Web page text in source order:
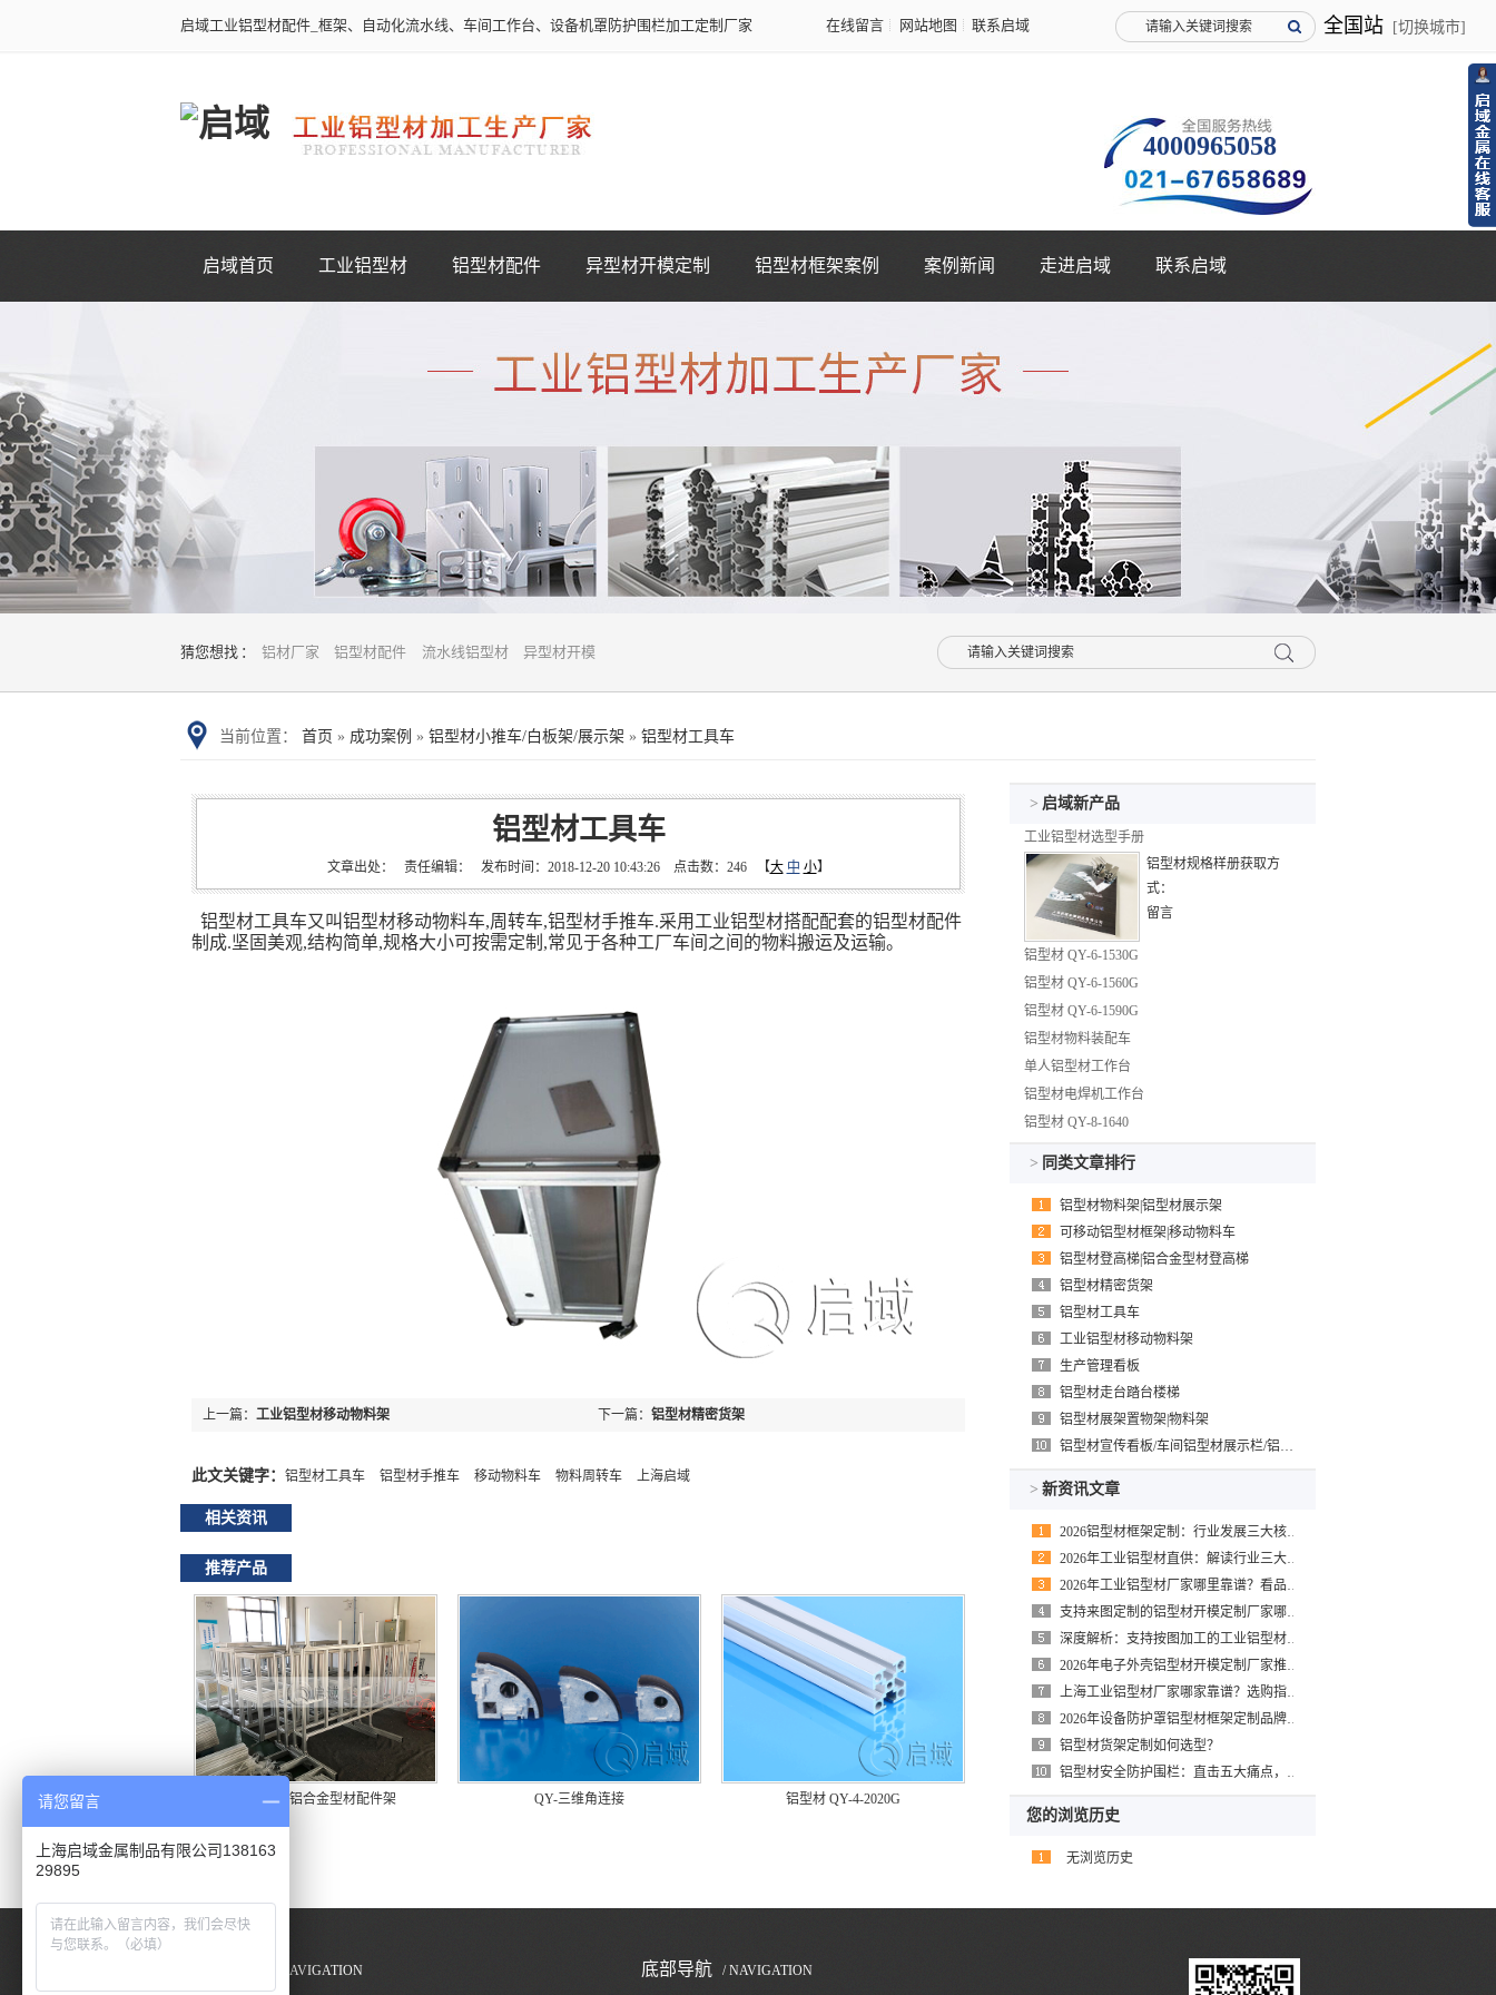
全国站 [切换城市]
启域工业铝型材配件_框架、自动化流水线、车间工作台、设备机罩防护围栏加工定制厂家 在线留言 网站地图 联系启域
4000965058
启域首页 工业铝型材 铝型材配件 异型材开模定制 铝型材框架案例 案例新闻 走进启域 联系启域
猜您想找 ： 铝材厂家 铝型材配件 流水线铝型材 异型材开模
当前位置： 首页 » 成功案例 » 铝型材小推车/白板架/展示架 » 铝型材工具车
铝型材工具车
文章出处： 责任编辑： 发布时间：2018-12-20 10:43:26 点击数： 246【大 中 小】
铝型材工具车又叫铝型材移动物料车,周转车,铝型材手推车.采用 工业铝型材搭配配套的铝型材配件
制成.坚固美观,结构简单,规格大小可按需定制,常见于各种工厂车间之间的物料搬运及运输。
下一篇： 铝型材精密货架
上一篇： 工业铝型材移动物料架
此文关键字： 铝型材工具车 铝型材手推车 移动物料车 物料周转车 上海启域
相关资讯
推荐产品
口罩机械铝合金型材配件架 QY-三维角连接 铝型材 QY-4-2020G
> 启域新产品
工业铝型材选型手册
铝型材规格样册获取方
式：
留言
铝型材 QY-6-1530G
铝型材 QY-6-1560G
铝型材 QY-6-1590G
铝型材物料装配车
单人铝型材工作台
铝型材电焊机工作台
铝型材 QY-8-1640
> 同类文章排行
铝型材物料架|铝型材展示架
可移动铝型材框架|移动物料车
铝型材登高梯|铝合金型材登高梯
铝型材精密货架
铝型材工具车
工业铝型材移动物料架
生产管理看板
铝型材走台踏台楼梯
铝型材展架置物架|物料架
铝型材宣传看板/车间铝型材展示栏/铝型材展板/铝白板架
> 新资讯文章
2026铝型材框架定制：行业发展三大核心趋势
2026年工业铝型材直供：解读行业三大核心趋势
2026年工业铝型材厂家哪里靠谱？看品牌实力与保障
支持来图定制的铝型材开模定制厂家哪家好？六步精准定制法给出解决方案
深度解析：支持按图加工的工业铝型材技术要点与选型实践
2026年电子外壳铝型材开模定制厂家推荐：高精度全链条定制方案
上海工业铝型材厂家哪家靠谱？选购指南请收好
2026年设备防护罩铝型材框架定制品牌选择指南
铝型材货架定制如何选型？
铝型材安全防护围栏：直击五大痛点，构筑柔性安全防线
您的浏览历史
无浏览历史
/ NAVIGATION 底部导航 / NAVIGATION
请您留言
上海启域金属制品有限公司138163
29895